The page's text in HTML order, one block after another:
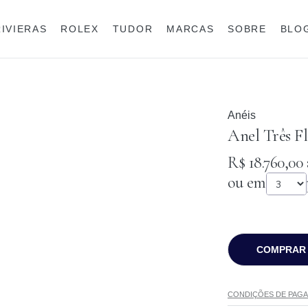
MARCAS SOBRE
ROLEX TUDOR
Anéis
Anel Três
R$ 18.760,00
ou em
CONDIÇÕES DE